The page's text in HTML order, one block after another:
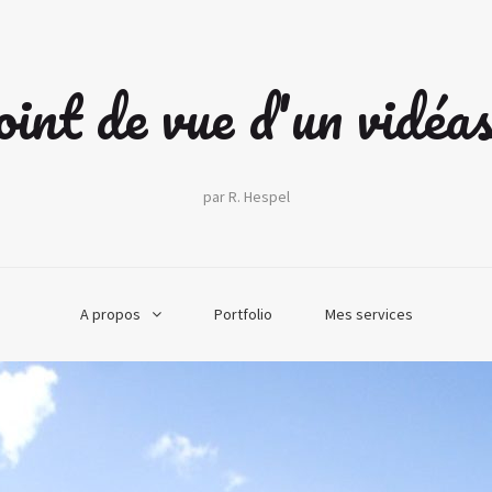
de vue d'un
par R. Hespel
A propos Portfolio Mes services